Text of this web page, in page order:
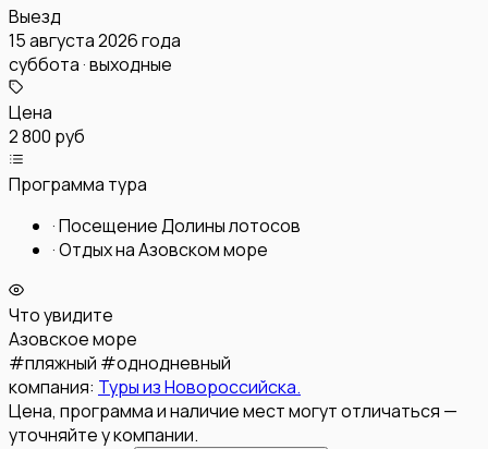
Выезд
15 августа 2026 года
суббота · выходные
Цена
2 800 руб
Программа тура
·Посещение Долины лотосов
·Отдых на Азовском море
Что увидите
Азовское море
#пляжный #однодневный
компания: Туры из Новороссийска.
Цена, программа и наличие мест могут отличаться —
уточняйте у компании.